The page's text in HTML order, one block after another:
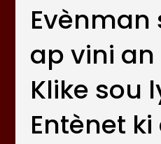
Evènman
ap vini an
Klike sou
Entènet